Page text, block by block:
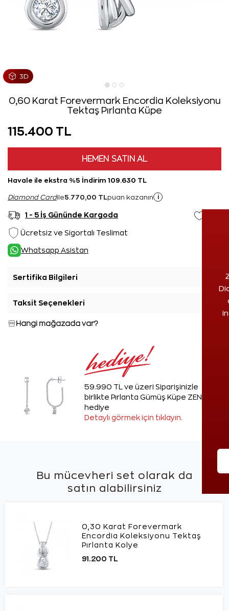
0,60 Karat Forevermark Encordia Koleksiyonu
Tektaş Pırlanta Küpe
115.400 TL
HEMEN SATIN AL
Havale ile ekstra %5 İndirim 109.630 TL
Diamond Cardile5.770,00 TL puan kazanın i
1 - 5 İş Gününde Kargoda
Ücretsiz ve Sigortalı Teslimat
Whatsapp Asistan
Sertifika Bilgileri
Taksit Seçenekleri
Hangi mağazada var?
59.990 TL ve üzeri Siparişinizle
birlikte Pırlanta Gümüş Küpe ZEN'den
hediye
Detaylı görmek için tıklayın.
Bu mücevheri set olarak da
satın alabilirsiniz
0,30 Karat Forevermark
Encordia Koleksiyonu Tektaş
Pırlanta Kolye
91.200 TL